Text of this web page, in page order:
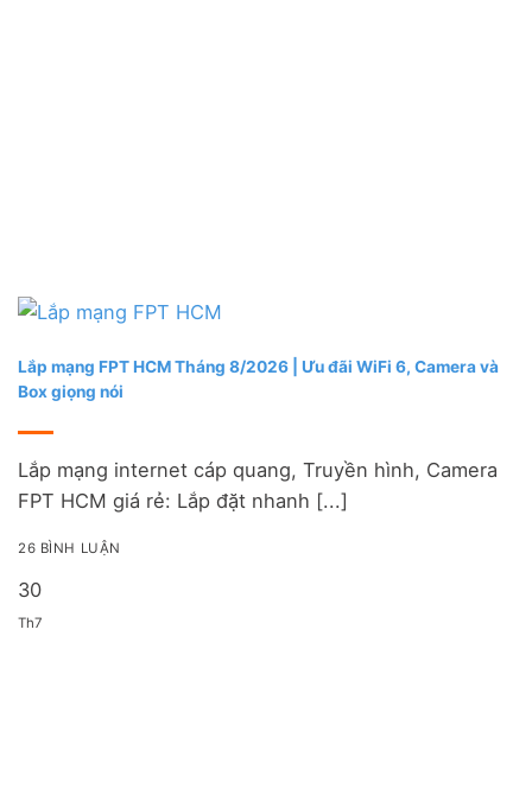
Lắp mạng FPT HCM Tháng 8/2026 | Ưu đãi WiFi 6, Camera và
Box giọng nói
Lắp mạng internet cáp quang, Truyền hình, Camera
FPT HCM giá rẻ: Lắp đặt nhanh [...]
26 BÌNH LUẬN
30
Th7